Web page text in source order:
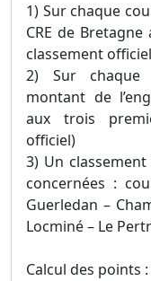
1) Sur chaque
CRE de
classement
2) Sur chaque
montant de
aux trois
officiel)
3) Un
concernées :
Guerledan –
Locminé – Le
Calcul des points :